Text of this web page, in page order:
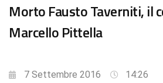
Morto Fausto Taverniti, il
Marcello Pittella
7 Settembre 2016 14:26